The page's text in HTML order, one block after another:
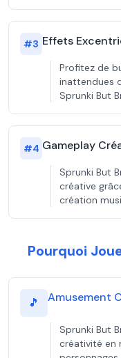
#3 Effets
Profitez de
inattendues
Sprunki But
#4 Gameplay
Sprunki But
créative
création
Pourquoi
🎵 Amusement
Sprunki But
créativité en